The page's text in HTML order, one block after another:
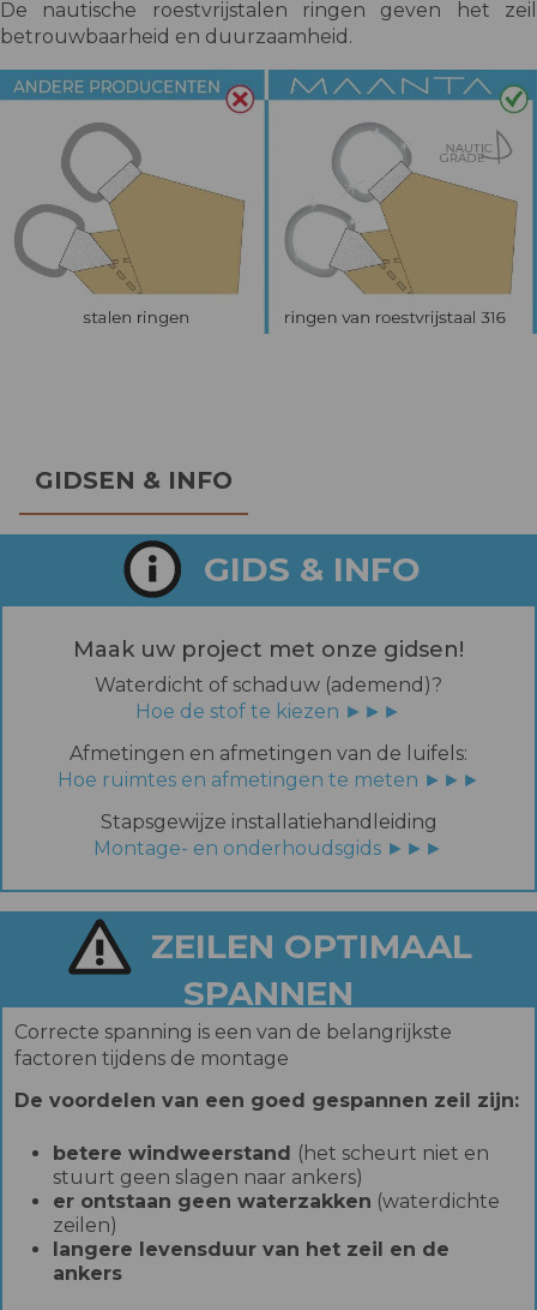
De nautische roestvrijstalen ringen geven het zeil
betrouwbaarheid en duurzaamheid.
GIDSEN & INFO
GIDS & INFO
Maak uw project met onze gidsen!
Waterdicht of schaduw (ademend)?
Hoe de stof te kiezen ►►►
Afmetingen en afmetingen van de luifels:
Hoe ruimtes en afmetingen te meten ►►►
Stapsgewijze installatiehandleiding
Montage- en onderhoudsgids ►►►
ZEILEN OPTIMAAL
SPANNEN
Correcte spanning is een van de belangrijkste
factoren tijdens de montage
De voordelen van een goed gespannen zeil zijn:
betere windweerstand (het scheurt niet en
stuurt geen slagen naar ankers)
er ontstaan geen waterzakken (waterdichte
zeilen)
langere levensduur van het zeil en de
ankers